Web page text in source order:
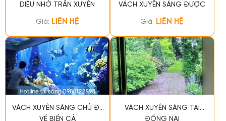
DIỆU NHỜ TRẦN XUYÊN
SÁNG
Giá: LIÊN HỆ
VÁCH XUYÊN SÁNG ĐƯỢC
DRAGON THI CÔNG HOÀN
Giá: LIÊN HỆ
VÁCH XUYÊN SÁNG CHỦ ĐỀ
VỀ BIỂN CẢ
VÁCH XUYÊN SÁNG TẠI
ĐỒNG NAI